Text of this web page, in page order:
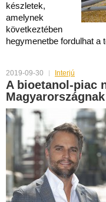
készletek,
amelynek
következtében
hegymenetbe fordulhat a
2019-09-30 Interjú
A bioetanol-piac